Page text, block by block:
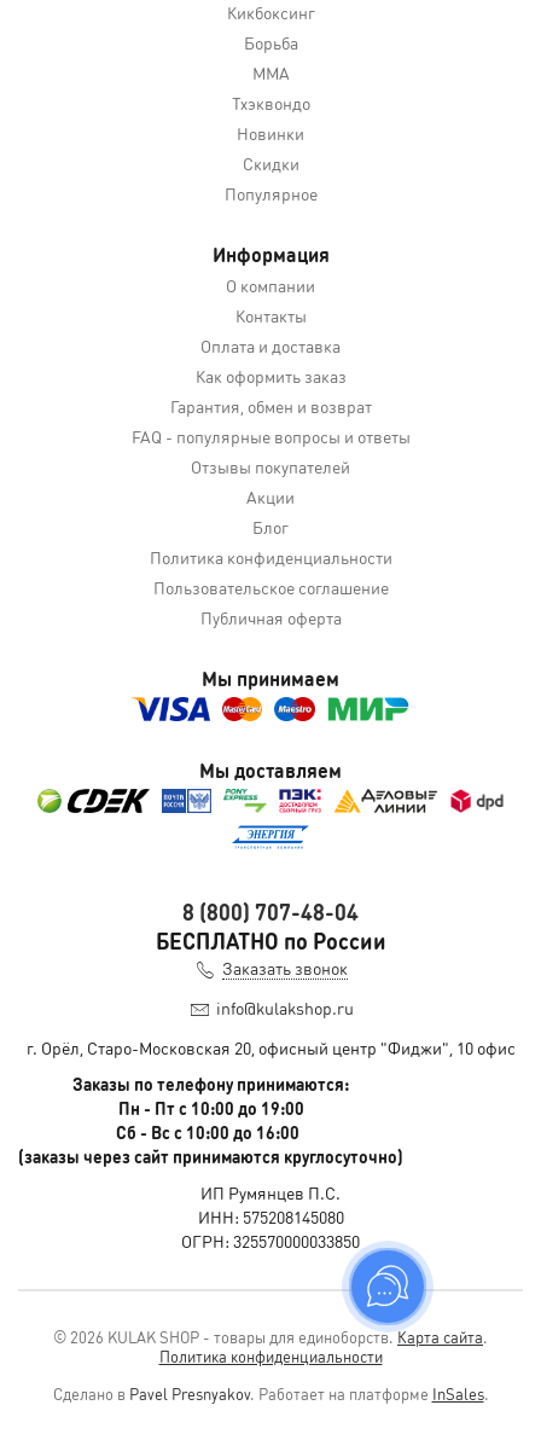
Кикбоксинг
Борьба
MMA
Тхэквондо
Новинки
Скидки
Популярное
Информация
О компании
Контакты
Оплата и доставка
Как оформить заказ
Гарантия, обмен и возврат
FAQ - популярные вопросы и ответы
Отзывы покупателей
Акции
Блог
Политика конфиденциальности
Пользовательское соглашение
Публичная оферта
Мы принимаем
Мы доставляем
8 (800) 707-48-04
БЕСПЛАТНО по России
Заказать звонок
info@kulakshop.ru
г. Орёл, Старо-Московская 20, офисный центр "Фиджи", 10 офис
Заказы по телефону принимаются:
Пн - Пт с 10:00 до 19:00
Сб - Вс с 10:00 до 16:00
(заказы через сайт принимаются круглосуточно)
ИП Румянцев П.С.
ИНН: 575208145080
ОГРН: 325570000033850
© 2026 KULAK SHOP - товары для единоборств.Карта сайта.
Политика конфиденциальности
Сделано в Pavel Presnyakov. Работает на платформе InSales.